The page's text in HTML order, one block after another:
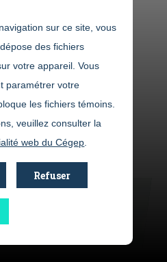
up
sur ce site, vous
des fichiers
votre appareil. Vous
paramétrer votre
les fichiers témoins.
veuillez consulter la
web du Cégep
Refuser